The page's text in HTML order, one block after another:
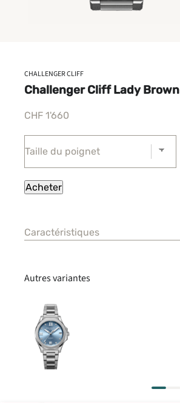
CHALLENGER CLIFF
Challenger Cliff Lady Brown
CHF 1'660
Caractéristiques
Autres variantes